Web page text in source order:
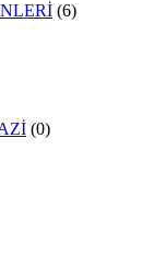
(6)
(0)